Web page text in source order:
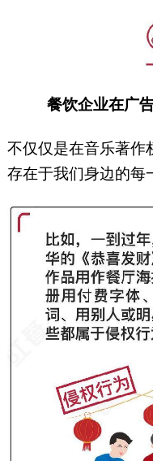
餐饮企业在广
不仅仅是在音乐著作
存在于我们身边的每